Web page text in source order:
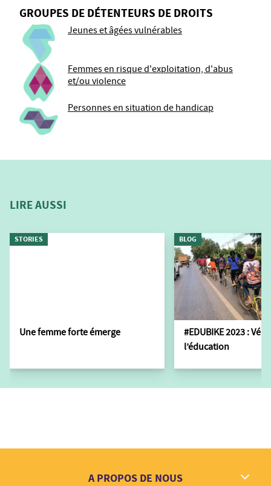
GROUPES DE DÉTENTEURS DE DROITS
Jeunes et âgées vulnérables
Femmes en risque d'exploitation, d'abus
et/ou violence
Personnes en situation de handicap
LIRE AUSSI
STORIES
Une femme forte émerge
BLOG
#EDUBIKE 2023 :
l’éducation
A PROPOS DE NOUS